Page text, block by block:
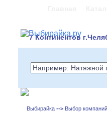
7 Континентов
Выбирайка --> Выбор